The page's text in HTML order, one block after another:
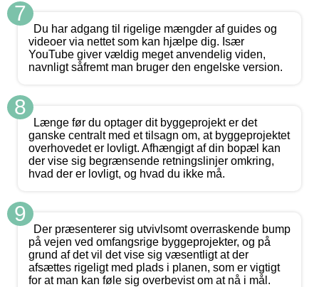
7
Du har adgang til rigelige mængder af guides og
videoer via nettet som kan hjælpe dig. Især
YouTube giver vældig meget anvendelig viden,
navnligt såfremt man bruger den engelske version.
8
Længe før du optager dit byggeprojekt er det
ganske centralt med et tilsagn om, at byggeprojektet
overhovedet er lovligt. Afhængigt af din bopæl kan
der vise sig begrænsende retningslinjer omkring,
hvad der er lovligt, og hvad du ikke må.
9
Der præsenterer sig utvivlsomt overraskende bump
på vejen ved omfangsrige byggeprojekter, og på
grund af det vil det vise sig væsentligt at der
afsættes rigeligt med plads i planen, som er vigtigt
for at man kan føle sig overbevist om at nå i mål.